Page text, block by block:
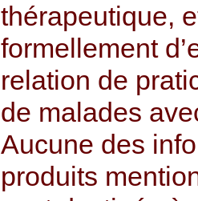
thérapeutique,
formellement
relation de
de malades
Aucune des
produits